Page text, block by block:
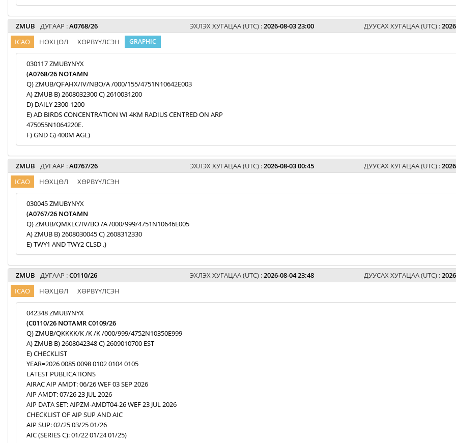
ZMUB ДУГААР :A0768/26 ЭХЛЭХ ХУГАЦАА (UTC) :2026-08-03 23:00 ДУУСАХ ХУГАЦАА (UTC) :
ICAO НӨХЦӨЛ ХӨРВҮҮЛСЭН GRAPHIC
030117 ZMUBYNYX
(A0768/26 NOTAMN
Q) ZMUB/QFAHX/IV/NBO/A /000/155/4751N10642E003
A) ZMUB B) 2608032300 C) 2610031200
D) DAILY 2300-1200
E) AD BIRDS CONCENTRATION WI 4KM RADIUS CENTRED ON ARP
475055N1064220E.
F) GND G) 400M AGL)
ZMUB ДУГААР :A0767/26 ЭХЛЭХ ХУГАЦАА (UTC) :2026-08-03 00:45 ДУУСАХ ХУГАЦАА (UTC) :
ICAO НӨХЦӨЛ ХӨРВҮҮЛСЭН
030045 ZMUBYNYX
(A0767/26 NOTAMN
Q) ZMUB/QMXLC/IV/BO /A /000/999/4751N10646E005
A) ZMUB B) 2608030045 C) 2608312330
E) TWY1 AND TWY2 CLSD .)
ZMUB ДУГААР :C0110/26 ЭХЛЭХ ХУГАЦАА (UTC) :2026-08-04 23:48 ДУУСАХ ХУГАЦАА (UTC) :
ICAO НӨХЦӨЛ ХӨРВҮҮЛСЭН
042348 ZMUBYNYX
(C0110/26 NOTAMR C0109/26
Q) ZMUB/QKKKK/K /K /K /000/999/4752N10350E999
A) ZMUB B) 2608042348 C) 2609010700 EST
E) CHECKLIST
YEAR=2026 0085 0098 0102 0104 0105
LATEST PUBLICATIONS
AIRAC AIP AMDT: 06/26 WEF 03 SEP 2026
AIP AMDT: 07/26 23 JUL 2026
AIP DATA SET: AIPZM-AMDT04-26 WEF 23 JUL 2026
CHECKLIST OF AIP SUP AND AIC
AIP SUP: 02/25 03/25 01/26
AIC (SERIES C): 01/22 01/24 01/25)